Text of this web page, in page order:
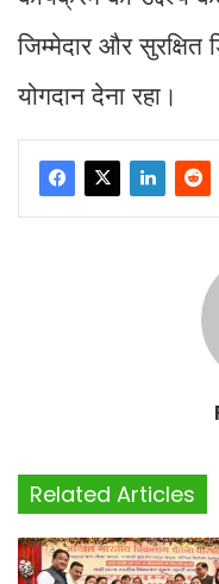
जिम्मेदार और सुरक्षित
योगदान देना रहा।
Related Articles